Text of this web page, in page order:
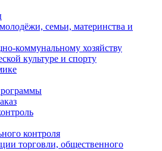
семьи, материнства и
коммунальному хозяйству
культуре и спорту
контроля
торговли, общественного